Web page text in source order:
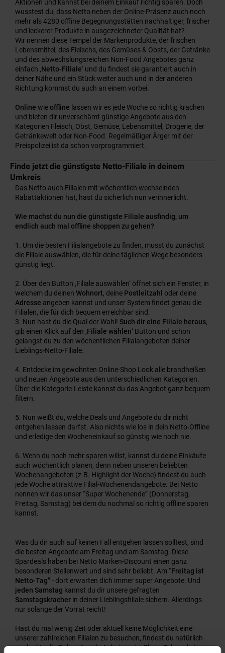
Aktionen und kannst bei deinem Einkauf richtig sparen. Doch
wusstest du, dass Netto neben der Online-Präsenz auch noch
mehr als 4280 offline Begegnungsstätten nachhaltiger, frischer
und leckerer Produkte in ausgezeichneter Qualität hat?
Wir nennen diese Tempel der Markenprodukte, der frischen
Lebensmittel, des Fleischs, des Gemüses & Obsts, der Getränke
und des abwechslungsreichen Non-Food Angebotes ganz
einfach ‚ Netto-Filiale‘ und du findest sie garantiert auch in
deiner Nähe und ein Stück weiter auch und in der anderen
Richtung kommst du auch an einem vorbei.
Online wieoffline lassen wir es jede Woche so richtig krachen
und bieten dir unverschämt günstige Angebote aus den
Kategorien Fleisch, Obst, Gemüse, Lebensmittel, Drogerie, der
Getränkewelt oder Non-Food. Regelmäßiger Ärger mit der
Preispolizei ist da schon vorprogrammiert.
Finde jetzt die günstigste Netto-Filiale in deinem
Umkreis
Das Netto auch Filialen mit wöchentlich wechselnden
Rabattaktionen hat, hast du sicherlich nun verinnerlicht.
Wie machst du nun die günstigste Filiale ausfindig, um
endlich auch mal offline shoppen zu gehen?
Um die besten Filialangebote zu finden, musst du zunächst
die Filiale auswählen, die für deine täglichen Wege besonders
günstig liegt.
Über den Button ‚Filiale auswählen‘ öffnet sich ein Fenster, in
welchem du deinen Wohnort, deine Postleitzahl oder deine
Adresse angeben kannst und unser System findet genau die
Filialen, die für dich bequem erreichbar sind.
Nun hast du die Qual der Wahl! Such dir eine Filiale heraus,
gib einen Klick auf den ‚ Filiale wählen‘ Button und schon
gelangst du zu den wöchentlichen Filialangeboten deiner
Lieblings-Netto-Filiale.
Entdecke im gewohnten Online-Shop Look alle brandheißen
und neuen Angebote aus den unterschiedlichen Kategorien.
Über die Kategorie-Leiste kannst du das Angebot ganz bequem
filtern.
Nun weißt du, welche Deals und Angebote du dir nicht
entgehen lassen darfst. Also nichts wie los in dein Netto-Offline
und erledige den Wocheneinkauf so günstig wie noch nie.
Wenn du noch mehr sparen willst, kannst du deine Einkäufe
auch wöchentlich planen, denn neben unseren beliebten
Wochenangeboten (z.B. Highlight der Woche) findest du auch
jede Woche attraktive Filial-Wochenendangebote. Bei Netto
nennen wir das unser “Super Wochenende” (Donnerstag,
Freitag, Samstag) bei dem du nochmal so richtig offline sparen
kannst.
Was du dir auch auf keinen Fall entgehen lassen solltest, sind
die besten Angebote am Freitag und am Samstag. Diese
Spardeals haben bei Netto Marken-Discount einen ganz
besonderen Stellenwert und sind sehr beliebt. Am “Freitag ist
Netto-Tag" - dort erwarten dich immer super Angebote. Und
jeden Samstag kannst du dir unsere gefragten
Samstagskracher in deiner Lieblingsfiliale sichern. Allerdings
nur solange der Vorrat reicht!
Hast du mal wenig Zeit oder aktuell keine Möglichkeit eine
unserer zahlreichen Filialen zu besuchen, findest du natürlich
auch aktuelle Online-Angebote bei uns im Shop. Schau dich